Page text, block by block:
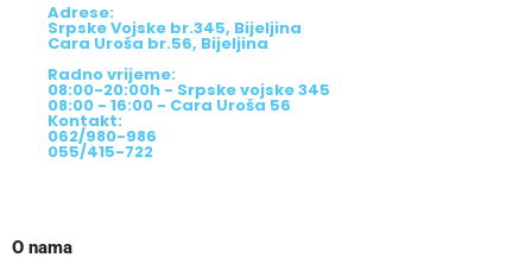
Adrese:
Srpske Vojske br.345, Bijeljina
Cara Uroša br.56, Bijeljina
Radno vrijeme:
08:00-20:00h - Srpske vojske 345
08:00 - 16:00 - Cara Uroša 56
Kontakt:
062/980-986
055/415-722
O nama